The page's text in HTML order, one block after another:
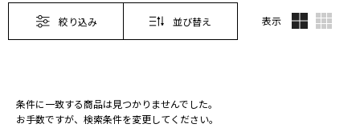
絞り込み 並び替え 表示
条件に一致する商品は見つかりませんでした。
お手数ですが、検索条件を変更してください。